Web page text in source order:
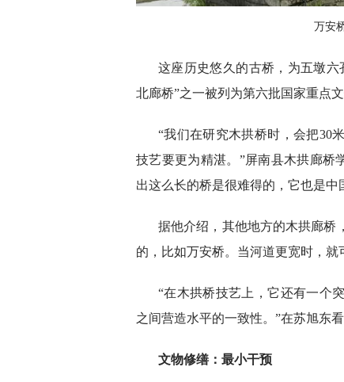
万安
这座历史悠久的古桥，为五墩六
北廊桥”之一被列为第六批国家重点文
“我们在研究木拱桥时，会把30
技艺要更为精湛。”屏南县木拱廊桥
出这么长的桥是很难得的，它也是中
据他介绍，其他地方的木拱廊桥
的，比如万安桥。当河道更宽时，就
“在木拱桥技艺上，它还有一个
之间营造水平的一致性。”在苏旭东
文物修缮：最小干预